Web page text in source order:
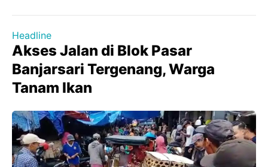
Headline
Akses Jalan di Blok Pasar
Banjarsari Tergenang, Warga
Tanam Ikan